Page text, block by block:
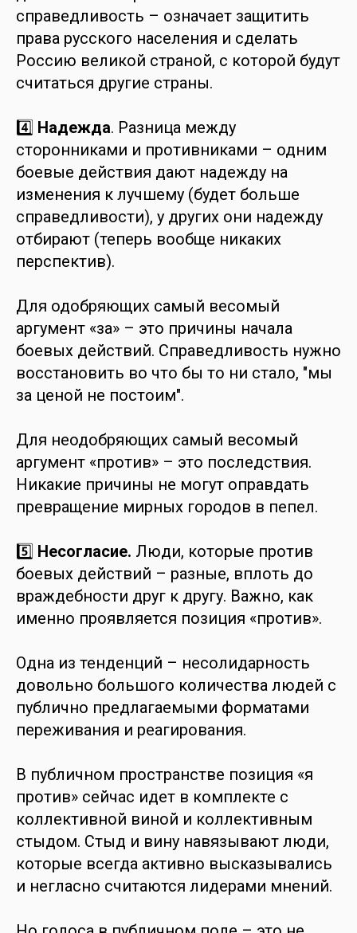
справедливость – означает защитить
права русского населения и сделать
Россию великой страной, с которой будут
считаться другие страны.
4️⃣ Надежда. Разница между
сторонниками и противниками – одним
боевые действия дают надежду на
изменения к лучшему (будет больше
справедливости), у других они надежду
отбирают (теперь вообще никаких
перспектив).
Для одобряющих самый весомый
аргумент «за» – это причины начала
боевых действий. Справедливость нужно
восстановить во что бы то ни стало, "мы
за ценой не постоим".
Для неодобряющих самый весомый
аргумент «против» – это последствия.
Никакие причины не могут оправдать
превращение мирных городов в пепел.
5️⃣ Несогласие. Люди, которые против
боевых действий – разные, вплоть до
враждебности друг к другу. Важно, как
именно проявляется позиция «против».
Одна из тенденций – несолидарность
довольно большого количества людей с
публично предлагаемыми форматами
переживания и реагирования.
В публичном пространстве позиция «я
против» сейчас идет в комплекте с
коллективной виной и коллективным
стыдом. Стыд и вину навязывают люди,
которые всегда активно высказывались
и негласно считаются лидерами мнений.